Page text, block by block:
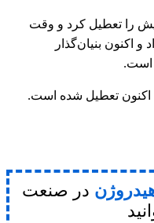
را تعطیل کرد و وقت
اکنون بنیان‌گذار
است.
اکنون تعطیل شده است.
در صنعت